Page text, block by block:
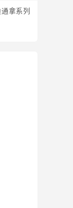
拿系列